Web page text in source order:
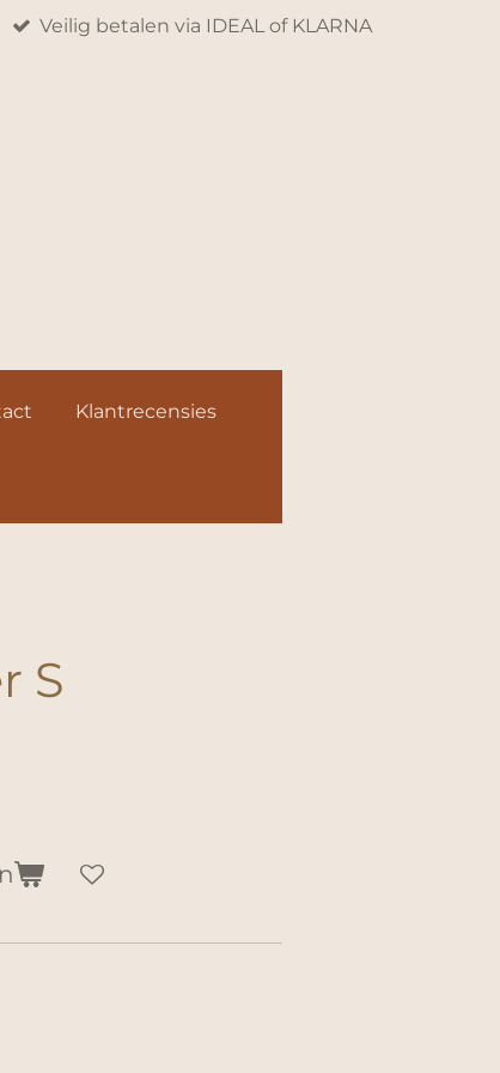
Veilig betalen via IDEAL of KLARNA
Klantrecensies
S